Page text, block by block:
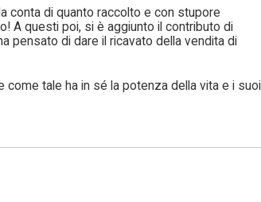
conta di quanto raccolto e con stupore
A questi poi, si è aggiunto il contributo di
pensato di dare il ricavato della vendita di
come tale ha in sé la potenza della vita e i suoi